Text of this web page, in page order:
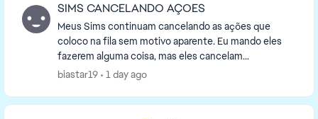
SIMS CANCELANDO AÇOES
Meus Sims continuam cancelando as ações que
coloco na fila sem motivo aparente. Eu mando eles
fazerem alguma coisa, mas eles cancelam
imediatamente ou param o que estão fazendo sem
biastar19 1 day ago